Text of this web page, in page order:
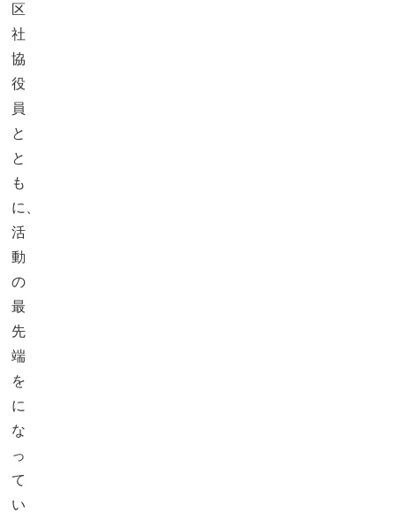
区
社
協
役
員
と
と
も
に、
活
動
の
最
先
端
を
に
な
っ
て
い